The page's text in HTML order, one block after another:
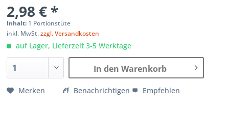
2,98 € *
Inhalt: 1 Portionstüte
inkl. MwSt.zzgl. Versandkosten
auf Lager, Lieferzeit 3-5 Werktage
In den Warenkorb
Merken Benachrichtigen Empfehlen